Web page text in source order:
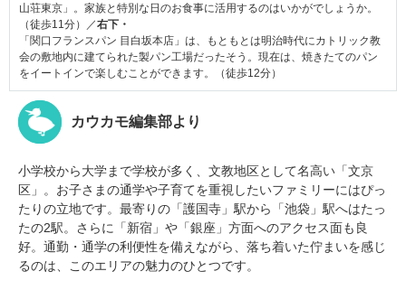
山荘東京」。家族と特別な日のお食事に活用するのはいかがでしょうか。
（徒歩11分）／右下・
「関口フランスパン 目白坂本店」は、もともとは明治時代にカトリック教
会の敷地内に建てられた製パン工場だったそう。現在は、焼きたてのパン
をイートインで楽しむことができます。（徒歩12分）
カウカモ編集部より
小学校から大学まで学校が多く、文教地区として名高い「文京
区」。お子さまの通学や子育てを重視したいファミリーにはぴっ
たりの立地です。最寄りの「護国寺」駅から「池袋」駅へはたっ
たの2駅。さらに「新宿」や「銀座」方面へのアクセス面も良
好。通勤・通学の利便性を備えながら、落ち着いた佇まいを感じ
るのは、このエリアの魅力のひとつです。